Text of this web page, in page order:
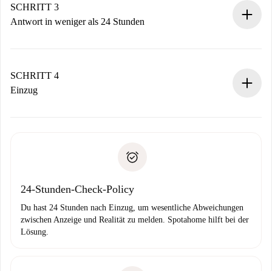
Denk daran, dass wir dich erst belasten, wenn der
Vermieter zustimmt.
SCHRITT 3
Antwort in weniger als 24 Stunden
stellen den Kontakt her.
Wenn der Vermieter ablehnen muss, entstehen keine
SCHRITT 4
Einzug
24-Stunden-Check-Policy
Du hast 24 Stunden nach Einzug, um wesentliche Abweichungen
zwischen Anzeige und Realität zu melden. Spotahome hilft bei der
Lösung.